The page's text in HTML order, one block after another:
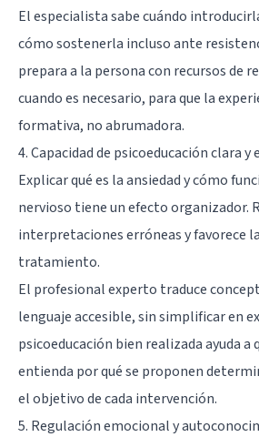
El especialista sabe cuándo
cómo sostenerla incluso ante
prepara a la persona con recursos de
cuando es necesario, para que la
formativa, no abrumadora.
4. Capacidad de psicoeducación clara
Explicar qué es la ansiedad y cómo
nervioso tiene un efecto organizador.
interpretaciones erróneas y favorece
tratamiento.
El profesional experto traduce
lenguaje accesible, sin simplificar en
psicoeducación bien realizada ayuda a
entienda por qué se proponen
el objetivo de cada intervención.
5. Regulación emocional y